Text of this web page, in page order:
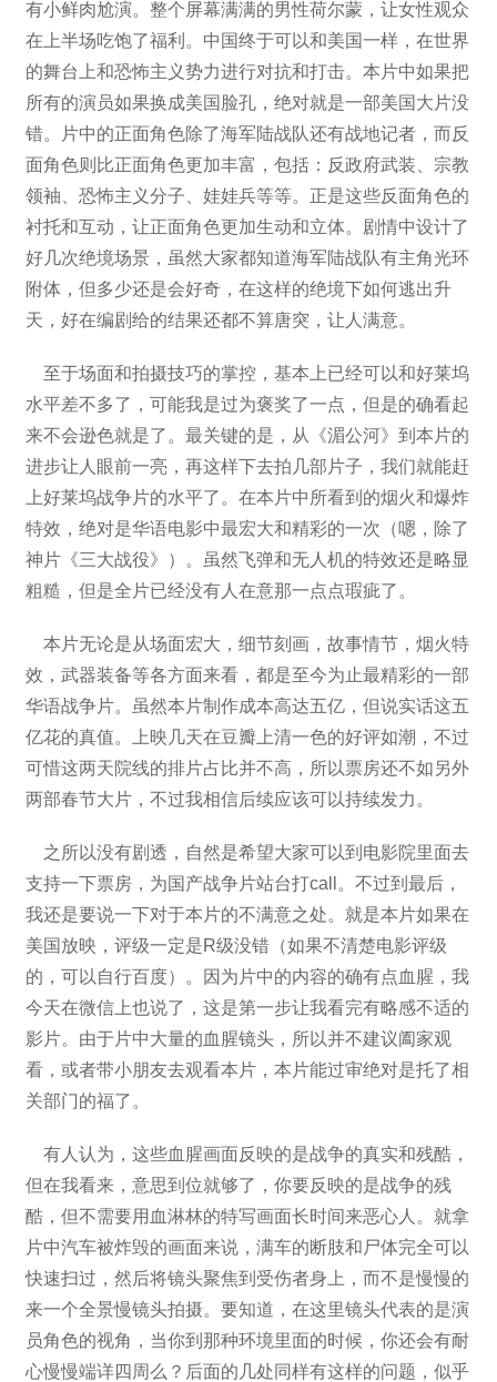
有小鲜肉尬演。整个屏幕满满的男性荷尔蒙，让女性观众
在上半场吃饱了福利。中国终于可以和美国一样，在世界
的舞台上和恐怖主义势力进行对抗和打击。本片中如果把
所有的演员如果换成美国脸孔，绝对就是一部美国大片没
错。片中的正面角色除了海军陆战队还有战地记者，而反
面角色则比正面角色更加丰富，包括：反政府武装、宗教
领袖、恐怖主义分子、娃娃兵等等。正是这些反面角色的
衬托和互动，让正面角色更加生动和立体。剧情中设计了
好几次绝境场景，虽然大家都知道海军陆战队有主角光环
附体，但多少还是会好奇，在这样的绝境下如何逃出升
天，好在编剧给的结果还都不算唐突，让人满意。
至于场面和拍摄技巧的掌控，基本上已经可以和好莱坞
水平差不多了，可能我是过为褒奖了一点，但是的确看起
来不会逊色就是了。最关键的是，从《湄公河》到本片的
进步让人眼前一亮，再这样下去拍几部片子，我们就能赶
上好莱坞战争片的水平了。在本片中所看到的烟火和爆炸
特效，绝对是华语电影中最宏大和精彩的一次（嗯，除了
神片《三大战役》）。虽然飞弹和无人机的特效还是略显
粗糙，但是全片已经没有人在意那一点点瑕疵了。
本片无论是从场面宏大，细节刻画，故事情节，烟火特
效，武器装备等各方面来看，都是至今为止最精彩的一部
华语战争片。虽然本片制作成本高达五亿，但说实话这五
亿花的真值。上映几天在豆瓣上清一色的好评如潮，不过
可惜这两天院线的排片占比并不高，所以票房还不如另外
两部春节大片，不过我相信后续应该可以持续发力。
之所以没有剧透，自然是希望大家可以到电影院里面去
支持一下票房，为国产战争片站台打call。不过到最后，
我还是要说一下对于本片的不满意之处。就是本片如果在
美国放映，评级一定是R级没错（如果不清楚电影评级
的，可以自行百度）。因为片中的内容的确有点血腥，我
今天在微信上也说了，这是第一步让我看完有略感不适的
影片。由于片中大量的血腥镜头，所以并不建议阖家观
看，或者带小朋友去观看本片，本片能过审绝对是托了相
关部门的福了。
有人认为，这些血腥画面反映的是战争的真实和残酷，
但在我看来，意思到位就够了，你要反映的是战争的残
酷，但不需要用血淋林的特写画面长时间来恶心人。就拿
片中汽车被炸毁的画面来说，满车的断肢和尸体完全可以
快速扫过，然后将镜头聚焦到受伤者身上，而不是慢慢的
来一个全景慢镜头拍摄。要知道，在这里镜头代表的是演
员角色的视角，当你到那种环境里面的时候，你还会有耐
心慢慢端详四周么？后面的几处同样有这样的问题，似乎